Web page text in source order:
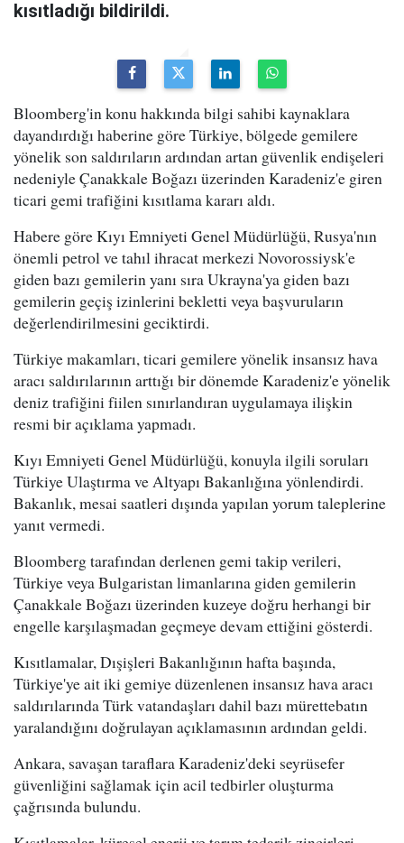
kısıtladığı bildirildi.
Bloomberg'in konu hakkında bilgi sahibi kaynaklara
dayandırdığı haberine göre Türkiye, bölgede gemilere
yönelik son saldırıların ardından artan güvenlik endişeleri
nedeniyle Çanakkale Boğazı üzerinden Karadeniz'e giren
ticari gemi trafiğini kısıtlama kararı aldı.
Habere göre Kıyı Emniyeti Genel Müdürlüğü, Rusya'nın
önemli petrol ve tahıl ihracat merkezi Novorossiysk'e
giden bazı gemilerin yanı sıra Ukrayna'ya giden bazı
gemilerin geçiş izinlerini bekletti veya başvuruların
değerlendirilmesini geciktirdi.
Türkiye makamları, ticari gemilere yönelik insansız hava
aracı saldırılarının arttığı bir dönemde Karadeniz'e yönelik
deniz trafiğini fiilen sınırlandıran uygulamaya ilişkin
resmi bir açıklama yapmadı.
Kıyı Emniyeti Genel Müdürlüğü, konuyla ilgili soruları
Türkiye Ulaştırma ve Altyapı Bakanlığına yönlendirdi.
Bakanlık, mesai saatleri dışında yapılan yorum taleplerine
yanıt vermedi.
Bloomberg tarafından derlenen gemi takip verileri,
Türkiye veya Bulgaristan limanlarına giden gemilerin
Çanakkale Boğazı üzerinden kuzeye doğru herhangi bir
engelle karşılaşmadan geçmeye devam ettiğini gösterdi.
Kısıtlamalar, Dışişleri Bakanlığının hafta başında,
Türkiye'ye ait iki gemiye düzenlenen insansız hava aracı
saldırılarında Türk vatandaşları dahil bazı mürettebatın
yaralandığını doğrulayan açıklamasının ardından geldi.
Ankara, savaşan taraflara Karadeniz'deki seyrüsefer
güvenliğini sağlamak için acil tedbirler oluşturma
çağrısında bulundu.